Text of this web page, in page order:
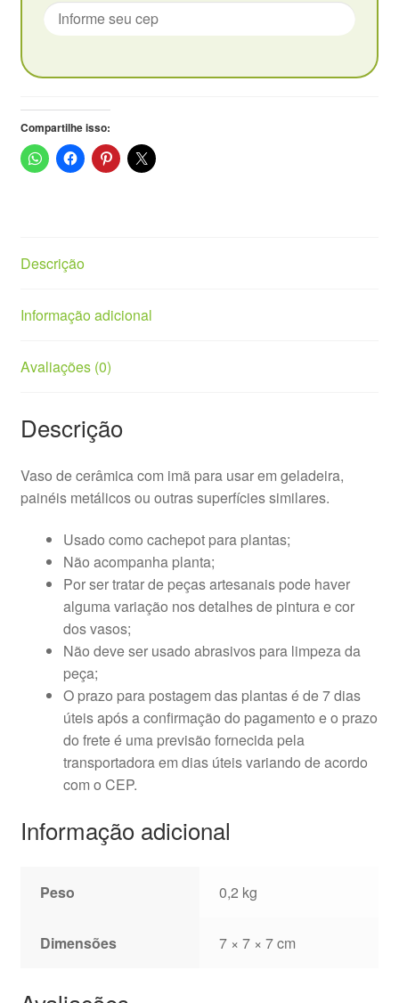
pretas
quantidade
Compartilhe isso:
Descrição
Informação adicional
Avaliações (0)
Descrição
Vaso de cerâmica com imã para usar em geladeira,
painéis metálicos ou outras superfícies similares.
Usado como cachepot para plantas;
Não acompanha planta;
Por ser tratar de peças artesanais pode haver
alguma variação nos detalhes de pintura e cor
dos vasos;
Não deve ser usado abrasivos para limpeza da
peça;
O prazo para postagem das plantas é de 7 dias
úteis após a confirmação do pagamento e o prazo
do frete é uma previsão fornecida pela
transportadora em dias úteis variando de acordo
com o CEP.
Informação adicional
Peso 0,2 kg
Dimensões 7 × 7 × 7 cm